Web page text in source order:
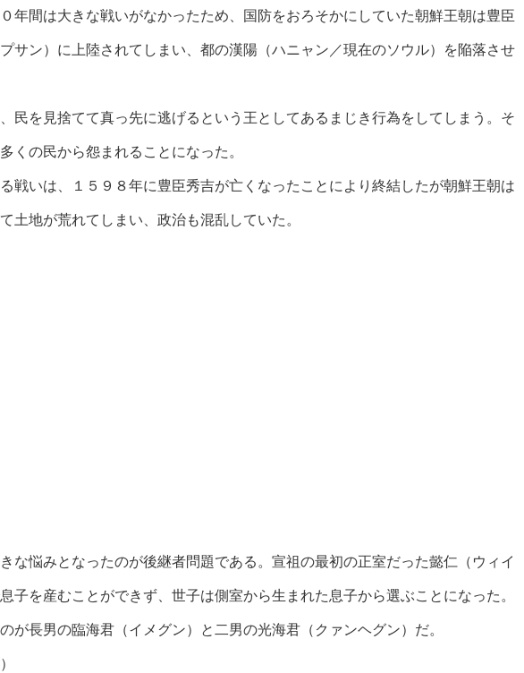
年間は大きな戦いがなかったため、国防をおろそかにしていた朝鮮王朝は豊臣
サン）に上陸されてしまい、都の漢陽（ハニャン／現在のソウル）を陥落させ
民を見捨てて真っ先に逃げるという王としてあるまじき行為をしてしまう。そ
くの民から怨まれることになった。
戦いは、１５９８年に豊臣秀吉が亡くなったことにより終結したが朝鮮王朝は
土地が荒れてしまい、政治も混乱していた。
な悩みとなったのが後継者問題である。宣祖の最初の正室だった懿仁（ウィイ
子を産むことができず、世子は側室から生まれた息子から選ぶことになった。
が長男の臨海君（イメグン）と二男の光海君（クァンヘグン）だ。